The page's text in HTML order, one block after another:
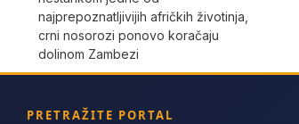
najprepoznatljivijih afričkih životinja,
crni nosorozi ponovo koračaju
dolinom Zambezi
PRETRAŽITE PORTAL